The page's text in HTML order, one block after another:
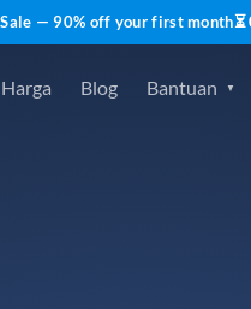
Sale — 90% off your first month⏳
Harga Blog Bantuan